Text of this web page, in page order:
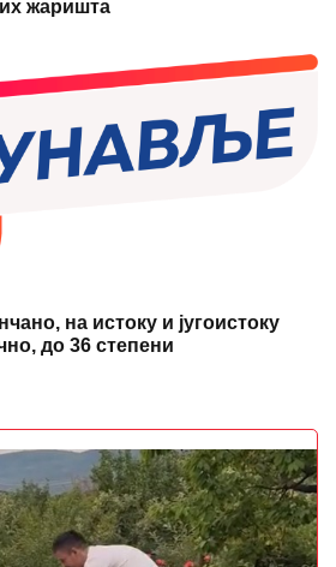
жаришта
на истоку и југоистоку
до 36 степени